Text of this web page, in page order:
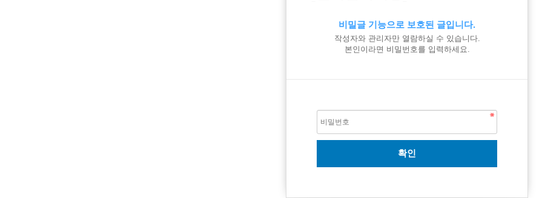
비밀글 기능으로 보호된 글입니다.
작성자와 관리자만 열람하실 수 있습니다.
본인이라면 비밀번호를 입력하세요.